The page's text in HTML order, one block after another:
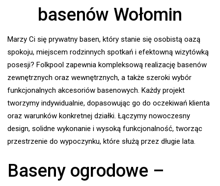
basenów Wołomin
Marzy Ci się prywatny basen, który stanie się osobistą oazą
spokoju, miejscem rodzinnych spotkań i efektowną wizytówką
posesji? Folkpool zapewnia kompleksową realizację basenów
zewnętrznych oraz wewnętrznych, a także szeroki wybór
funkcjonalnych akcesoriów basenowych. Każdy projekt
tworzymy indywidualnie, dopasowując go do oczekiwań klienta
oraz warunków konkretnej działki. Łączymy nowoczesny
design, solidne wykonanie i wysoką funkcjonalność, tworząc
przestrzenie do wypoczynku, które służą przez długie lata.
Baseny ogrodowe –